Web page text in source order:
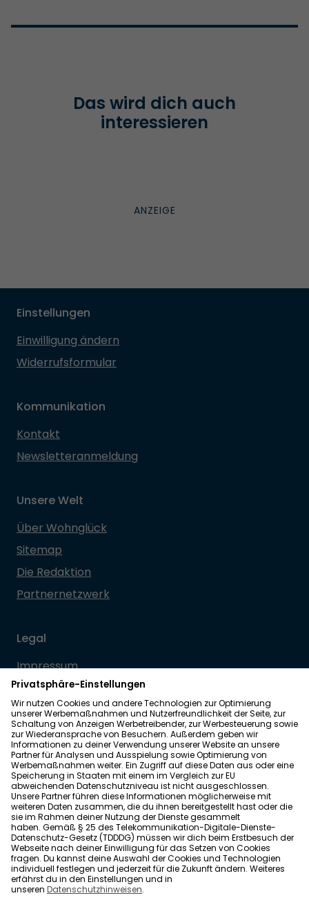
Das wird dich auch
interessieren
Einstellungen
Einwilligung ändern
Widerrufsformular
Kommunikation
Kontakt
Newsletteranmeldung
Unsere Welt
Über Wohnglück
Sitemap
Die Redaktion
Partnernetzwerk
Legal
Impressum
Datenschutz
Allgemeine Geschäftsbedingungen
Barrierefreiheit
Wohnglück folgen